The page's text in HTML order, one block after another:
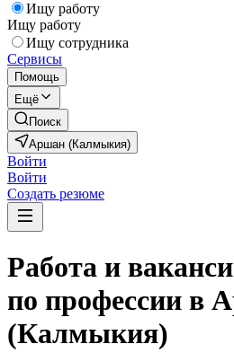
Ищу работу
Ищу работу
Ищу сотрудника
Сервисы
Помощь
Ещё
Поиск
Аршан (Калмыкия)
Войти
Войти
Создать резюме
Работа и
по профессии в
(Калмыкия)